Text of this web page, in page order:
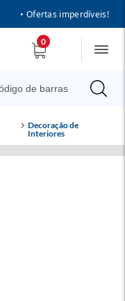
• Ofertas imperdíveis!
0
Decoração de
Interiores